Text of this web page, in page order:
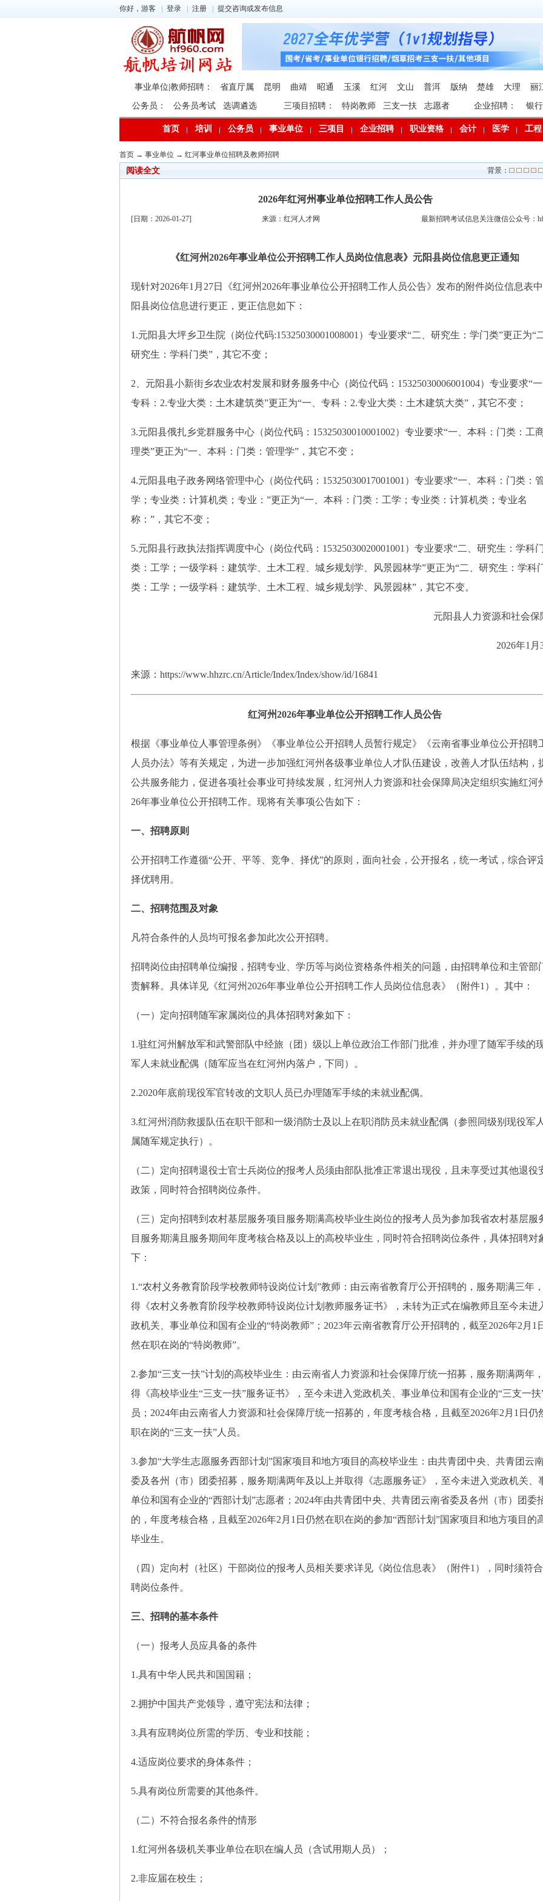
你好，游客 登录 注册 提交咨询或发布信息
事业单位|教师招聘： 省直厅属 昆明 曲靖 昭通 玉溪 红河 文山 普洱 版纳 楚雄 大理 丽
公务员： 公务员考试 选调遴选 三项目招聘： 特岗教师 三支一扶 志愿者 企业招聘： 银行
首页 培训 公务员 事业单位 三项目 企业招聘 职业资格 会计 医学 工程
首页 → 事业单位 → 红河事业单位招聘及教师招聘
背景：
阅读全文
2026年红河州事业单位招聘工作人员公告
[日期：2026-01-27] 来源：红河人才网 最新招聘考试信息关注微信公众号：
《红河州2026年事业单位公开招聘工作人员岗位信息表》元阳县岗位信息更正通知
现针对2026年1月27日《红河州2026年事业单位公开招聘工作人员公告》发布的附件岗位信息表
阳县岗位信息进行更正，更正信息如下：
1.元阳县大坪乡卫生院（岗位代码:15325030001008001）专业要求“二、研究生：学门类”更正为“二
研究生：学科门类”，其它不变；
2、元阳县小新街乡农业农村发展和财务服务中心（岗位代码：15325030006001004）专业要求“一
专科：2.专业大类：土木建筑类”更正为“一、专科：2.专业大类：土木建筑大类”，其它不变；
3.元阳县俄扎乡党群服务中心（岗位代码：15325030010001002）专业要求“一、本科：门类：工
理类”更正为“一、本科：门类：管理学”，其它不变；
4.元阳县电子政务网络管理中心（岗位代码：15325030017001001）专业要求“一、本科：门类：
学；专业类：计算机类；专业：”更正为“一、本科：门类：工学；专业类：计算机类；专业名
称：”，其它不变；
5.元阳县行政执法指挥调度中心（岗位代码：15325030020001001）专业要求“二、研究生：学科门
类：工学；一级学科：建筑学、土木工程、城乡规划学、风景园林学”更正为“二、研究生：学科
类：工学；一级学科：建筑学、土木工程、城乡规划学、风景园林”，其它不变。
元阳县人力资源和社会保
2026年1月
来源：https://www.hhzrc.cn/Article/Index/Index/show/id/16841
红河州2026年事业单位公开招聘工作人员公告
根据《事业单位人事管理条例》《事业单位公开招聘人员暂行规定》《云南省事业单位公开招聘
人员办法》等有关规定，为进一步加强红河州各级事业单位人才队伍建设，改善人才队伍结构，
公共服务能力，促进各项社会事业可持续发展，红河州人力资源和社会保障局决定组织实施红河
26年事业单位公开招聘工作。现将有关事项公告如下：
一、招聘原则
公开招聘工作遵循“公开、平等、竞争、择优”的原则，面向社会，公开报名，统一考试，综合评
择优聘用。
二、招聘范围及对象
凡符合条件的人员均可报名参加此次公开招聘。
招聘岗位由招聘单位编报，招聘专业、学历等与岗位资格条件相关的问题，由招聘单位和主管部
责解释。具体详见《红河州2026年事业单位公开招聘工作人员岗位信息表》（附件1）。其中：
（一）定向招聘随军家属岗位的具体招聘对象如下：
1.驻红河州解放军和武警部队中经旅（团）级以上单位政治工作部门批准，并办理了随军手续的
军人未就业配偶（随军应当在红河州内落户，下同）。
2.2020年底前现役军官转改的文职人员已办理随军手续的未就业配偶。
3.红河州消防救援队伍在职干部和一级消防士及以上在职消防员未就业配偶（参照同级别现役军
属随军规定执行）。
（二）定向招聘退役士官士兵岗位的报考人员须由部队批准正常退出现役，且未享受过其他退役
政策，同时符合招聘岗位条件。
（三）定向招聘到农村基层服务项目服务期满高校毕业生岗位的报考人员为参加我省农村基层服
目服务期满且服务期间年度考核合格及以上的高校毕业生，同时符合招聘岗位条件，具体招聘对
下：
1.“农村义务教育阶段学校教师特设岗位计划”教师：由云南省教育厅公开招聘的，服务期满三年
得《农村义务教育阶段学校教师特设岗位计划教师服务证书》，未转为正式在编教师且至今未进
政机关、事业单位和国有企业的“特岗教师”；2023年云南省教育厅公开招聘的，截至2026年2月1
然在职在岗的“特岗教师”。
2.参加“三支一扶”计划的高校毕业生：由云南省人力资源和社会保障厅统一招募，服务期满两年
得《高校毕业生“三支一扶”服务证书》，至今未进入党政机关、事业单位和国有企业的“三支一扶
员；2024年由云南省人力资源和社会保障厅统一招募的，年度考核合格，且截至2026年2月1日仍
职在岗的“三支一扶”人员。
3.参加“大学生志愿服务西部计划”国家项目和地方项目的高校毕业生：由共青团中央、共青团云
委及各州（市）团委招募，服务期满两年及以上并取得《志愿服务证》，至今未进入党政机关、
单位和国有企业的“西部计划”志愿者；2024年由共青团中央、共青团云南省委及各州（市）团委
的，年度考核合格，且截至2026年2月1日仍然在职在岗的参加“西部计划”国家项目和地方项目的
毕业生。
（四）定向村（社区）干部岗位的报考人员相关要求详见《岗位信息表》（附件1），同时须符
聘岗位条件。
三、招聘的基本条件
（一）报考人员应具备的条件
1.具有中华人民共和国国籍；
2.拥护中国共产党领导，遵守宪法和法律；
3.具有应聘岗位所需的学历、专业和技能；
4.适应岗位要求的身体条件；
5.具有岗位所需要的其他条件。
（二）不符合报名条件的情形
1.红河州各级机关事业单位在职在编人员（含试用期人员）；
2.非应届在校生；